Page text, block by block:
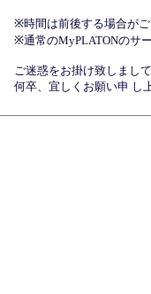
※時間は前後する場合がご
※通常のMyPLATONのサ
ご迷惑をお掛け致しまし
何卒、宜しくお願い申 し